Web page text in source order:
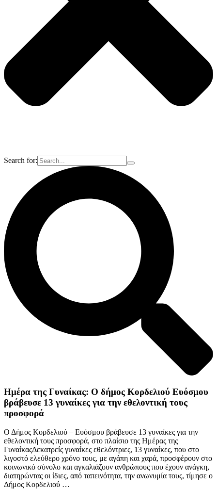
Search for:
Ημέρα της Γυναίκας: Ο δήμος Κορδελιού Ευόσμου
βράβευσε 13 γυναίκες για την εθελοντική τους
προσφορά
Ο Δήμος Κορδελιού – Ευόσμου βράβευσε 13 γυναίκες για την
εθελοντική τους προσφορά, στο πλαίσιο της Ημέρας της
ΓυναίκαςΔεκατρείς γυναίκες εθελόντριες, 13 γυναίκες, που στο
λιγοστό ελεύθερο χρόνο τους, με αγάπη και χαρά, προσφέρουν στο
κοινωνικό σύνολο και αγκαλιάζουν ανθρώπους που έχουν ανάγκη,
διατηρώντας οι ίδιες, από ταπεινότητα, την ανωνυμία τους, τίμησε ο
Δήμος Κορδελιού …